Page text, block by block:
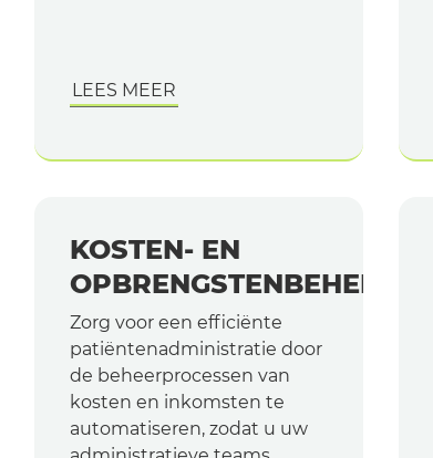
LEES MEER
KOSTEN- EN
OPBRENGSTENBEHEER
Zorg voor een efficiënte
patiëntenadministratie door
de beheerprocessen van
kosten en inkomsten te
automatiseren, zodat u uw